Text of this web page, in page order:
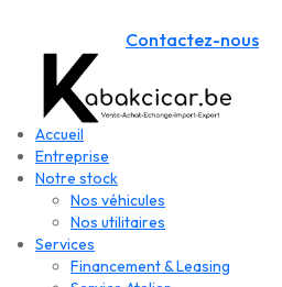
Contactez-nous
Accueil
Entreprise
Notre stock
Nos véhicules
Nos utilitaires
Services
Financement & Leasing